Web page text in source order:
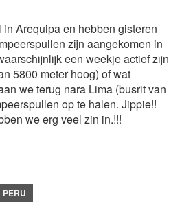
Arequipa en hebben gisteren
zijn aangekomen in
een weekje actief zijn
5800 meter hoog) of wat
we terug nara Lima (busrit van
op te halen. Jippie!!
we erg veel zin in.!!!
PERU